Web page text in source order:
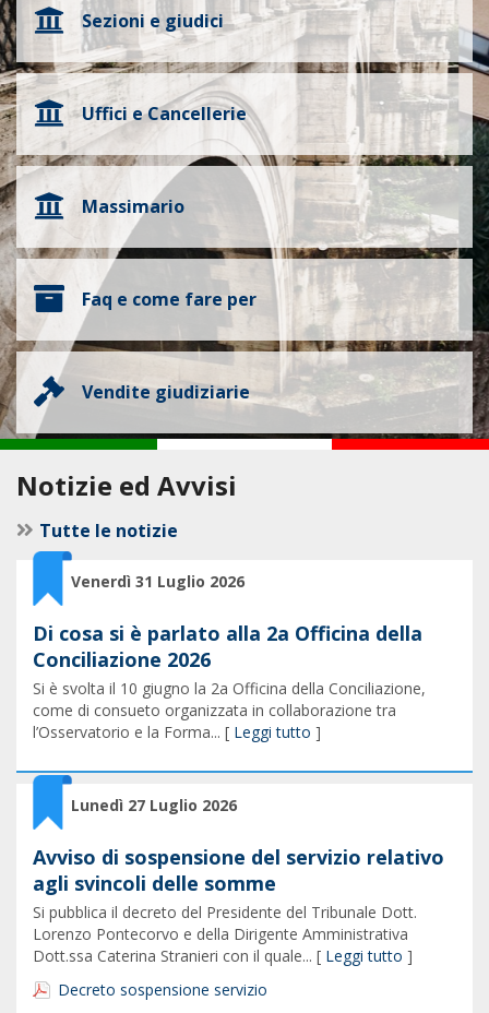
Sezioni e giudici
Uffici e Cancellerie
Massimario
Faq e come fare per
Vendite giudiziarie
Notizie ed Avvisi
Tutte le notizie
Venerdì 31 Luglio 2026
Di cosa si è parlato alla 2a Officina della
Conciliazione 2026
Si è svolta il 10 giugno la 2a Officina della Conciliazione,
come di consueto organizzata in collaborazione tra
l’Osservatorio e la Forma... [ Leggi tutto ]
Lunedì 27 Luglio 2026
Avviso di sospensione del servizio relativo
agli svincoli delle somme
Si pubblica il decreto del Presidente del Tribunale Dott.
Lorenzo Pontecorvo e della Dirigente Amministrativa
Dott.ssa Caterina Stranieri con il quale... [ Leggi tutto ]
Decreto sospensione servizio